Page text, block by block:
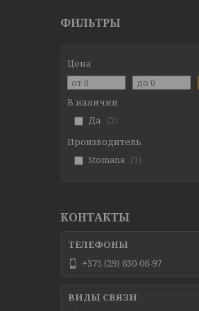
ФИЛЬТРЫ
Цена
В наличии
Да
3
Производитель
Stomana
3
КОНТАКТЫ
+375 (29) 630-06-97